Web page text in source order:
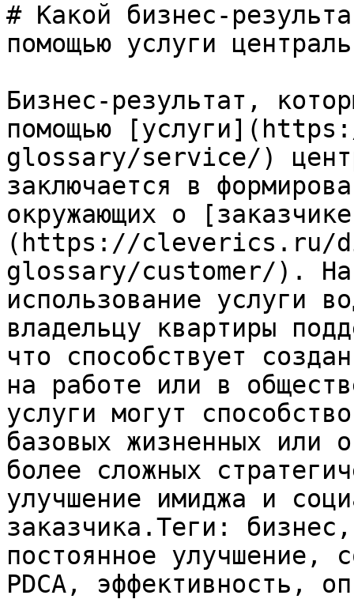
# Какой бизнес-
помощью услуги
Бизнес-результат,
помощью
glossary/service/)
заключается в
окружающих о
(https://cleverics.ru/
glossary/customer/).
использование услуги
владельцу квартиры
что способствует
на работе или в
услуги могут
базовых жизненных или
более сложных
улучшение имиджа и
заказчика.Теги:
постоянное улучшение,
PDCA, эффективность,